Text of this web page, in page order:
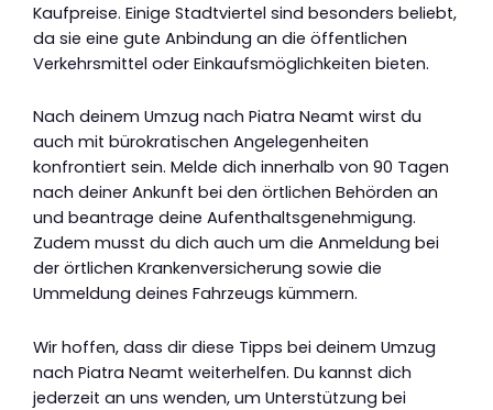
Kaufpreise. Einige Stadtviertel sind besonders beliebt,
da sie eine gute Anbindung an die öffentlichen
Verkehrsmittel oder Einkaufsmöglichkeiten bieten.
Nach deinem Umzug nach Piatra Neamt wirst du
auch mit bürokratischen Angelegenheiten
konfrontiert sein. Melde dich innerhalb von 90 Tagen
nach deiner Ankunft bei den örtlichen Behörden an
und beantrage deine Aufenthaltsgenehmigung.
Zudem musst du dich auch um die Anmeldung bei
der örtlichen Krankenversicherung sowie die
Ummeldung deines Fahrzeugs kümmern.
Wir hoffen, dass dir diese Tipps bei deinem Umzug
nach Piatra Neamt weiterhelfen. Du kannst dich
jederzeit an uns wenden, um Unterstützung bei